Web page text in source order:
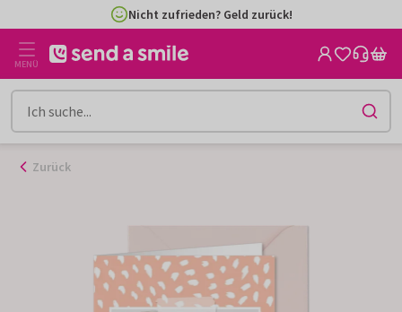
Inhalt
gehen
Nicht zufrieden? Geld zurück!
MENÜ
Zurück